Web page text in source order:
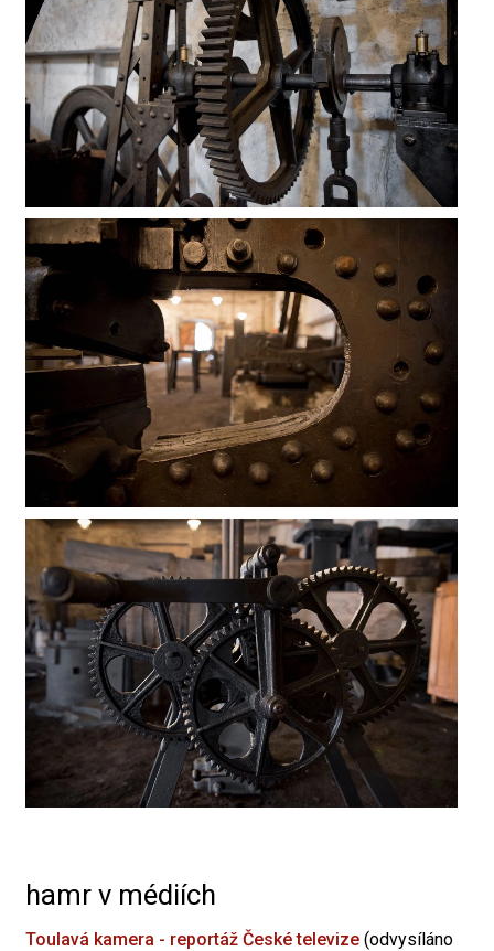
hamr v médiích
Toulavá kamera - reportáž České televize (odvysíláno